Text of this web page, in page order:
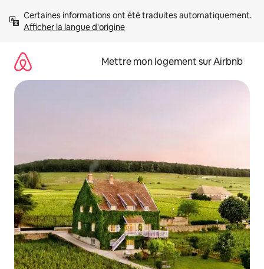
directement
Afficher la langue d'origine
Mettre mon logement sur Airbnb